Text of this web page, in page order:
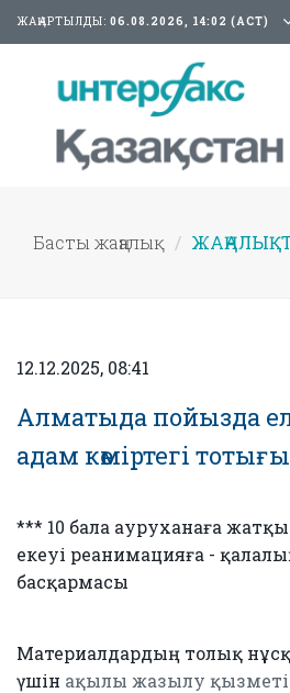
ЖАҢАРТЫЛДЫ: 06.08.2026, 14:02 (АСТ)
Басты жаңалық
12.12.2025, 08:41
Алматыда пойызда
адам көміртегі
*** 10 бала ауруханаға
екеуі реанимацияға -
басқармасы
Материалдардың толық
үшін ақылы жазылу